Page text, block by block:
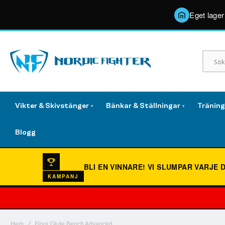
Eget
Vikter & Skivstänger ▾ Bänkar & Ställningar ▾
Blogg
KAMPANJ
BLI EN VINNARE!VI SLUMPAR VARJE